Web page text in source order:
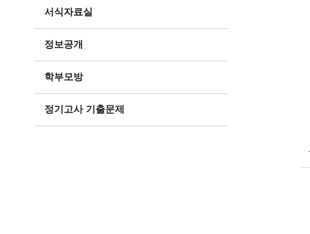
서식자료실
정보공개
학부모방
정기고사 기출문제
.